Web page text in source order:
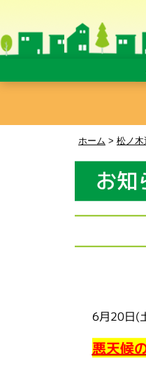
ホーム > 松ノ木
お知
6月20日(
悪天候